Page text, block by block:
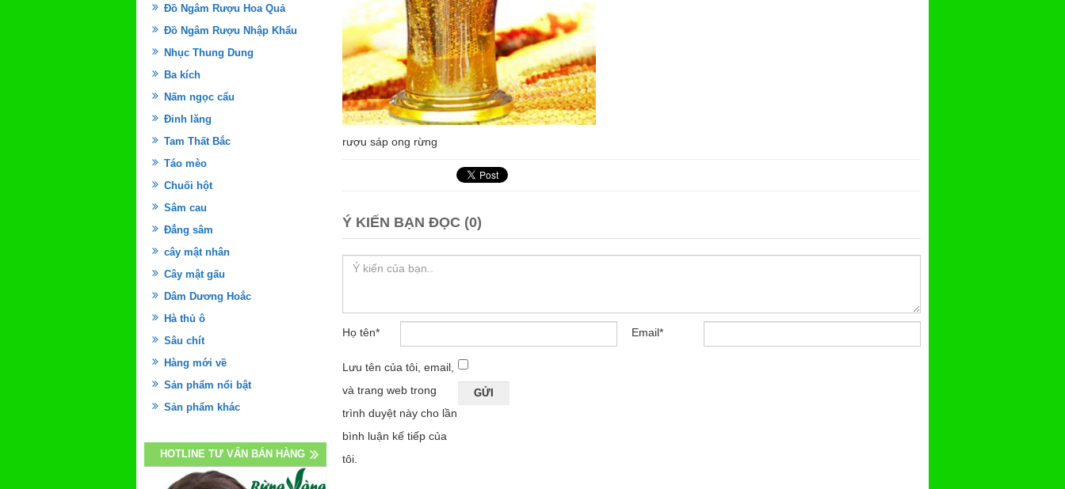
rượu sáp ong rừng
Ý KIẾN BẠN ĐỌC (0)
Họ tên* Email*
Lưu tên của tôi, email,
và trang web trong
trình duyệt này cho lần
bình luận kế tiếp của
tôi.
Đồ Ngâm Rượu Hoa Quả
Đồ Ngâm Rượu Nhập Khẩu
Nhục Thung Dung
Ba kích
Nấm ngọc cẩu
Đinh lăng
Tam Thất Bắc
Táo mèo
Chuối hột
Sâm cau
Đẳng sâm
cây mật nhân
Cây mật gấu
Dâm Dương Hoắc
Hà thủ ô
Sâu chít
Hàng mới về
Sản phẩm nổi bật
Sản phẩm khác
HOTLINE TƯ VẤN BÁN HÀNG